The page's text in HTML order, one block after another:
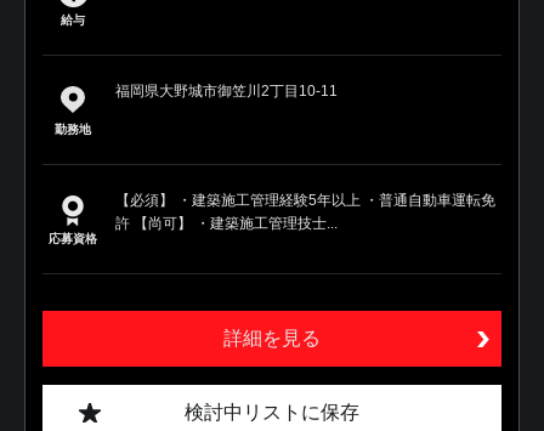
給与
勤務地
福岡県大野城市御笠川2丁目10-11
応募資格
【必須】 ・建築施工管理経験5年以上 ・普通自動車運転免
許 【尚可】 ・建築施工管理技士...
詳細を見る
検討中リストに保存